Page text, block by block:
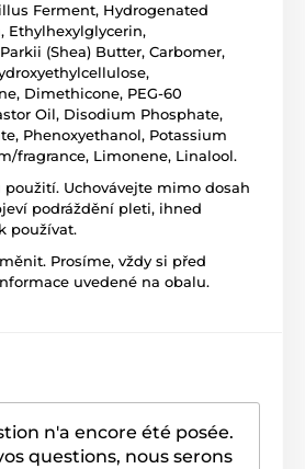
Ferment, Hydrogenated
Ethylhexylglycerin,
(Shea) Butter, Carbomer,
Dimethicone, PEG-60
Oil, Disodium Phosphate,
Phenoxyethanol, Potassium
fragrance, Limonene, Linalool.
použití. Uchovávejte mimo dosah
podráždění pleti, ihned
používat.
Prosíme, vždy si před
uvedené na obalu.
n'a encore été posée.
questions, nous serons